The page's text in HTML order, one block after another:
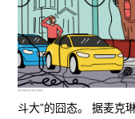
斗大”的囧态。 据麦克